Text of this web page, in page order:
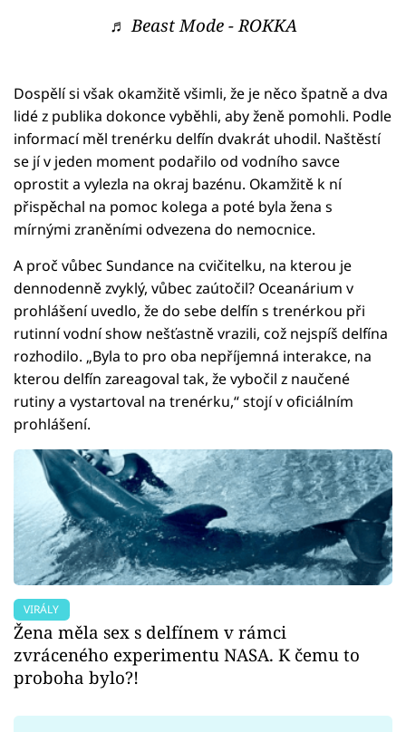
♬ Beast Mode - ROKKA
Dospělí si však okamžitě všimli, že je něco špatně a dva
lidé z publika dokonce vyběhli, aby ženě pomohli. Podle
informací měl trenérku delfín dvakrát uhodil. Naštěstí
se jí v jeden moment podařilo od vodního savce
oprostit a vylezla na okraj bazénu. Okamžitě k ní
přispěchal na pomoc kolega a poté byla žena s
mírnými zraněními odvezena do nemocnice.
A proč vůbec Sundance na cvičitelku, na kterou je
dennodenně zvyklý, vůbec zaútočil? Oceanárium v
prohlášení uvedlo, že do sebe delfín s trenérkou při
rutinní vodní show nešťastně vrazili, což nejspíš delfína
rozhodilo. „Byla to pro oba nepříjemná interakce, na
kterou delfín zareagoval tak, že vybočil z naučené
rutiny a vystartoval na trenérku,“ stojí v oficiálním
prohlášení.
VIRÁLY
Žena měla sex s delfínem v rámci
zvráceného experimentu NASA. K čemu to
proboha bylo?!